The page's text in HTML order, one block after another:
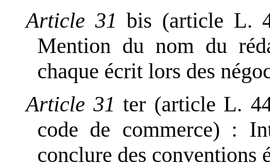
Article 31bis (article L.
Mention du nom du
chaque écrit lors des
Article 31ter (article L.
code de commerce) :
conclure des conventions